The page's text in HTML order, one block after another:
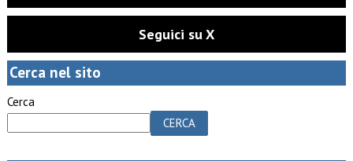
Seguici su X
Cerca nel sito
Cerca
CERCA